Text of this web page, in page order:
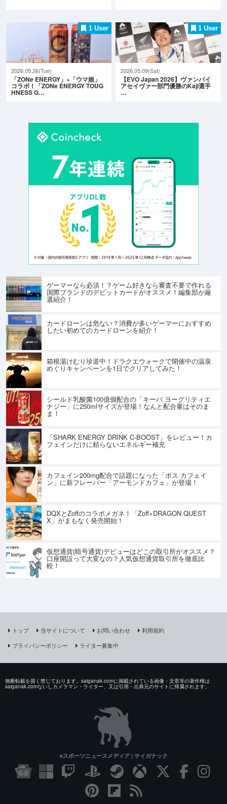
1 User
2026.05.26(Tue)
「ZONe ENERGY」×「ウマ娘」
コラボ！「ZONe ENERGY TOUG
HNESS G…
1 User
2026.05.09(Sat)
【EVO Japan 2026】ヴァンパイ
アセイヴァー部門優勝のKaji選手
…
ゲーマーなら必須！？ゲーム好きなら審査不要で作れる
国際ブランドのデビットカードがオススメ！編集部が厳
選紹介！
カードローンは危ない？消費が多いゲーマーにおすすめ
したい初めてのカードローンを紹介！
箱根湯けむり珍道中！ドラクエウォークで開催中の温泉
めぐりキャンペーンを1日でクリアしてみた！
シールド乳酸菌100億個配合の「キーバ ヨーグリティエ
ナジー」に250mlサイズが登場！なんと配合量はそのま
ま！
「SHARK ENERGY DRINK C-BOOST」をレビュー！カ
フェインだけに頼らないエネルギー補充
カフェイン200mg配合で話題になった「ボス カフェイ
ン」に新フレーバー「アーモンドカフェ」が登場！
DQXとZoffのコラボメガネ！「Zoff+DRAGON QUEST
X」がまもなく発売開始！
仮想通貨(暗号通貨)デビューはどこの取引所がオススメ？
口座開設って大変なの？人気仮想通貨取引所を徹底比
較！
トップ 当サイトについて お問い合わせ
利用規約
プライバシーポリシー
ライター募集中
無断転載を固く禁じております。saiganak.comに掲載されている画像・文章等の著作権は
saiganak.comないしカメラマン・ライター、又は引用・出典元のサイトに帰属されます。
eスポーツニュースメディア | サイガナック